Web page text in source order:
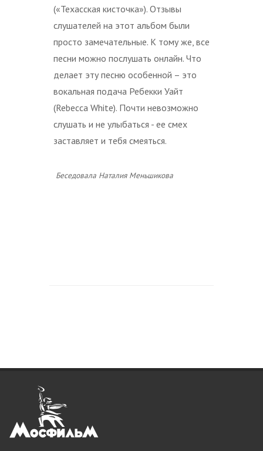
(«Техасская кисточка»). Отзывы
слушателей на этот альбом были
просто замечательные. К тому же, все
песни можно послушать онлайн. Что
делает эту песню особенной – это
вокальная подача Ребекки Уайт
(Rebecca White). Почти невозможно
слушать и не улыбаться - ее смех
заставляет и тебя смеяться.
Беседовала Наталия Меньшикова